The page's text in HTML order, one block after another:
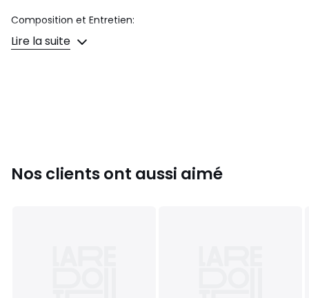
Composition et Entretien:
Tailles 36, 37, 38, 40
Lire la suite
Nos clients ont aussi aimé